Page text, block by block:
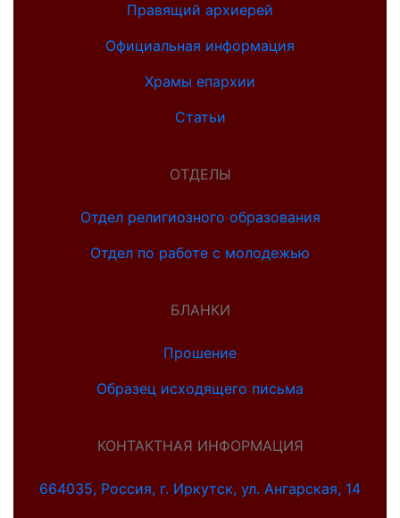
Правящий архиерей
Официальная информация
Храмы епархии
Статьи
ОТДЕЛЫ
Отдел религиозного образования
Отдел по работе с молодежью
БЛАНКИ
Прошение
Образец исходящего письма
КОНТАКТНАЯ ИНФОРМАЦИЯ
664035, Россия, г. Иркутск, ул. Ангарская, 14